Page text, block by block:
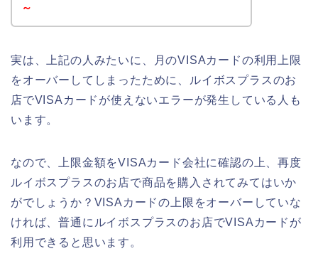
～
実は、上記の人みたいに、月のVISAカードの利用上限
をオーバーしてしまったために、ルイボスプラスのお
店でVISAカードが使えないエラーが発生している人も
います。
なので、上限金額をVISAカード会社に確認の上、再度
ルイボスプラスのお店で商品を購入されてみてはいか
がでしょうか？VISAカードの上限をオーバーしていな
ければ、普通にルイボスプラスのお店でVISAカードが
利用できると思います。